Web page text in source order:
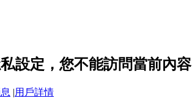
設定，您不能訪問當前內容
|用戶詳情